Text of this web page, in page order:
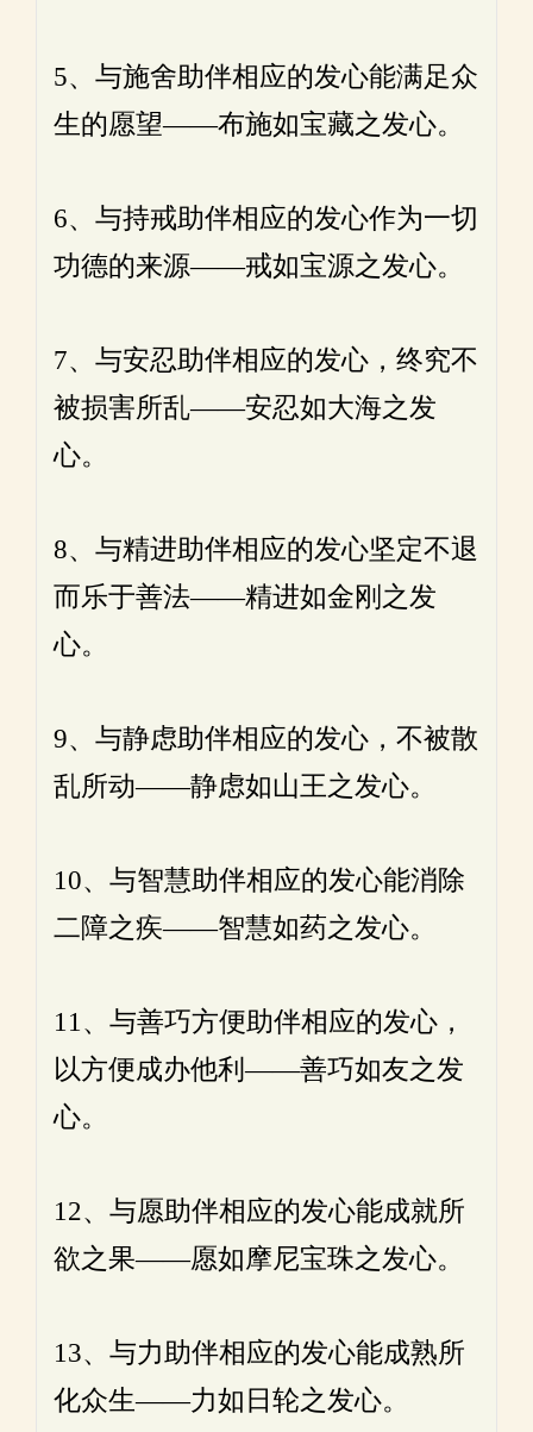
5、与施舍助伴相应的发心能满足众
生的愿望——布施如宝藏之发心。
6、与持戒助伴相应的发心作为一切
功德的来源——戒如宝源之发心。
7、与安忍助伴相应的发心，终究不
被损害所乱——安忍如大海之发
心。
8、与精进助伴相应的发心坚定不退
而乐于善法——精进如金刚之发
心。
9、与静虑助伴相应的发心，不被散
乱所动——静虑如山王之发心。
10、与智慧助伴相应的发心能消除
二障之疾——智慧如药之发心。
11、与善巧方便助伴相应的发心，
以方便成办他利——善巧如友之发
心。
12、与愿助伴相应的发心能成就所
欲之果——愿如摩尼宝珠之发心。
13、与力助伴相应的发心能成熟所
化众生——力如日轮之发心。